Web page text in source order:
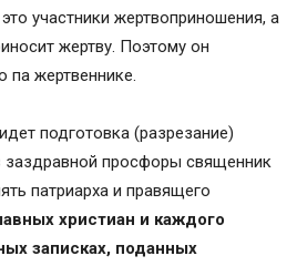
участники жертвоприношения, а
жертву. Поэтому он
жертвеннике.
подготовка (разрезание)
заздравной просфоры священник
патриарха и правящего
христиан и каждого
записках, поданных